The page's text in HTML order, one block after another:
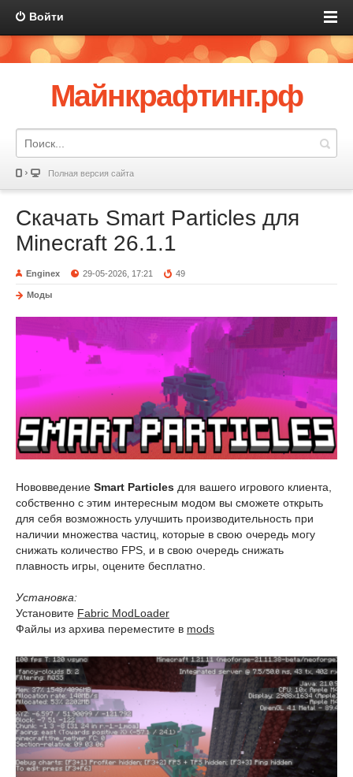
Войти
Майнкрафтинг.рф
Полная версия сайта
Скачать Smart Particles для
Minecraft 26.1.1
Enginex 29-05-2026, 17:21 49
Моды
Нововведение Smart Particles для вашего игрового клиента,
собственно с этим интересным модом вы сможете открыть
для себя возможность улучшить производительность при
наличии множества частиц, которые в свою очередь могу
снижать количество FPS, и в свою очередь снижать
плавность игры, оцените бесплатно.
Установка:
Установите Fabric ModLoader
Файлы из архива переместите в mods